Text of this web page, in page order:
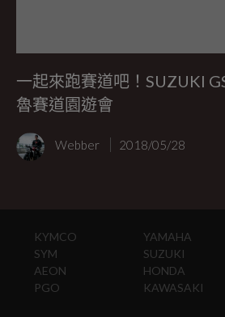
一起來跑賽道吧！SUZUKI
魯賽道園遊會
Webber 2018/05/28
KYMCO
SYM
AEON
PGO
YAMAHA
SUZUKI
HONDA
KAWASAKI